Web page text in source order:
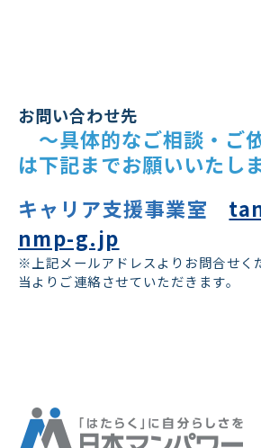
お問い合わせ先
～具体的なご相談・ご
は下記までお願いいたし
キャリア支援事業室
nmp-g.jp
※上記メールアドレスよりお問合せく
当よりご連絡させていただきます。